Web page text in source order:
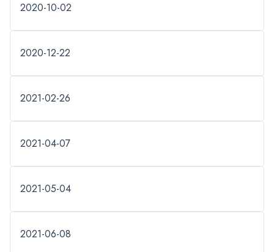
2020-10-02
2020-12-22
2021-02-26
2021-04-07
2021-05-04
2021-06-08